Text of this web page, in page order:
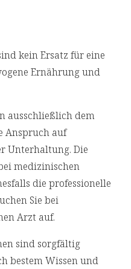
kein Ersatz für eine
Ernährung und
ausschließlich dem
Anspruch auf
Unterhaltung. Die
medizinischen
die professionelle
Sie bei
Arzt auf.
sind sorgfältig
bestem Wissen und